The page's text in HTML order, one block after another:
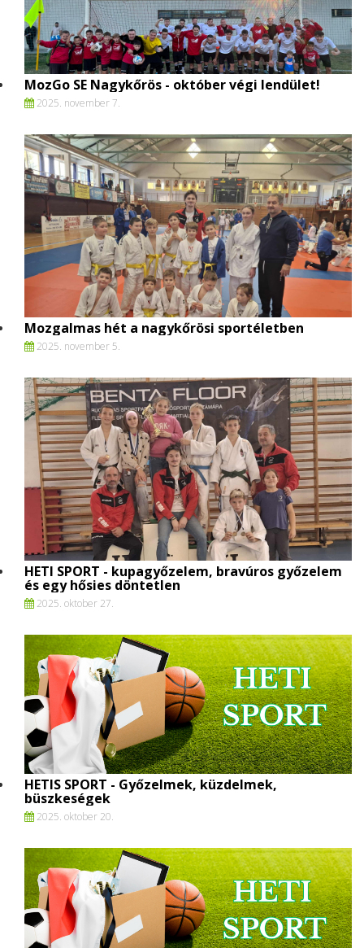
MozGo SE Nagykőrös - október végi lendület!
2025. november 7.
Mozgalmas hét a nagykőrösi sportéletben
2025. november 5.
HETI SPORT - kupagyőzelem, bravúros győzelem
és egy hősies döntetlen
2025. oktober 27.
HETIS SPORT - Győzelmek, küzdelmek,
büszkeségek
2025. oktober 20.